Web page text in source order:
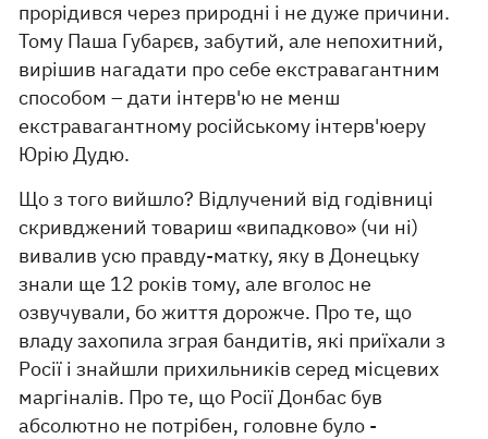
прорідився через природні і не дуже причини.
Тому Паша Губарєв, забутий, але непохитний,
вирішив нагадати про себе екстравагантним
способом – дати інтерв'ю не менш
екстравагантному російському інтерв'юеру
Юрію Дудю.
Що з того вийшло? Відлучений від годівниці
скривджений товариш «випадково» (чи ні)
вивалив усю правду-матку, яку в Донецьку
знали ще 12 років тому, але вголос не
озвучували, бо життя дорожче. Про те, що
владу захопила зграя бандитів, які приїхали з
Росії і знайшли прихильників серед місцевих
маргіналів. Про те, що Росії Донбас був
абсолютно не потрібен, головне було -